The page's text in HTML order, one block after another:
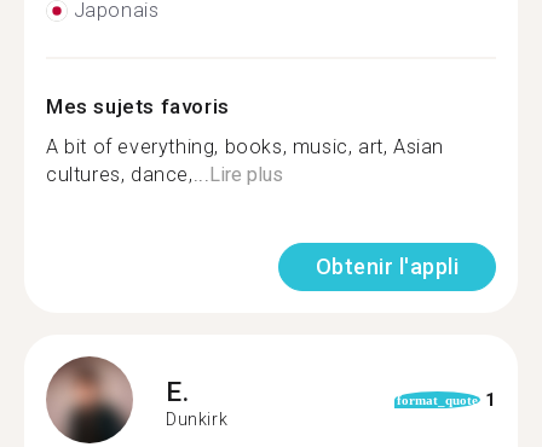
Japonais
Mes sujets favoris
A bit of everything, books, music, art, Asian
cultures, dance,...Lire plus
Obtenir l'appli
E.
Dunkirk
format_quote 1